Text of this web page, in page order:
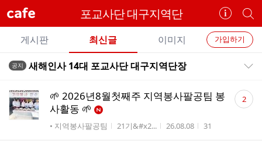
cafe 포교사단 대구지역단
카
페
정
보
개
별
카
페
검
카
페
메
가입하기
게시판 최신글 이미지
전
글
공지 새해인사 14대 포교사단 대구지역단장
🌱 2026년8월첫째주 지역봉사팔공팀 봉
사활동 🌱
게시판명
• 지역봉사팔공팀 작성자
21기&#x2... 작성시간
26.08.08 조회수
31
댓
글 2